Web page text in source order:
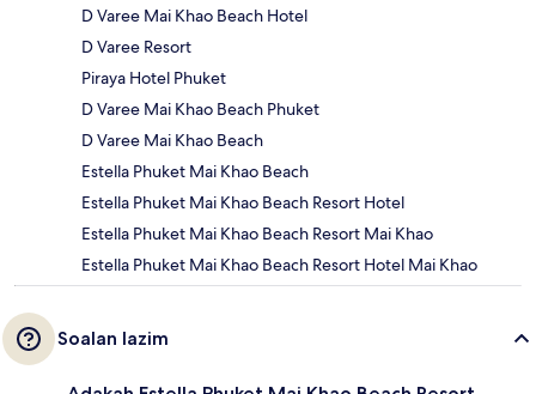
D Varee Mai Khao Beach Hotel
D Varee Resort
Piraya Hotel Phuket
D Varee Mai Khao Beach Phuket
D Varee Mai Khao Beach
Estella Phuket Mai Khao Beach
Estella Phuket Mai Khao Beach Resort Hotel
Estella Phuket Mai Khao Beach Resort Mai Khao
Estella Phuket Mai Khao Beach Resort Hotel Mai Khao
Soalan lazim